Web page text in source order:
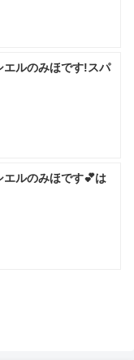
エルのみほです!スパ
エルのみほです💕は